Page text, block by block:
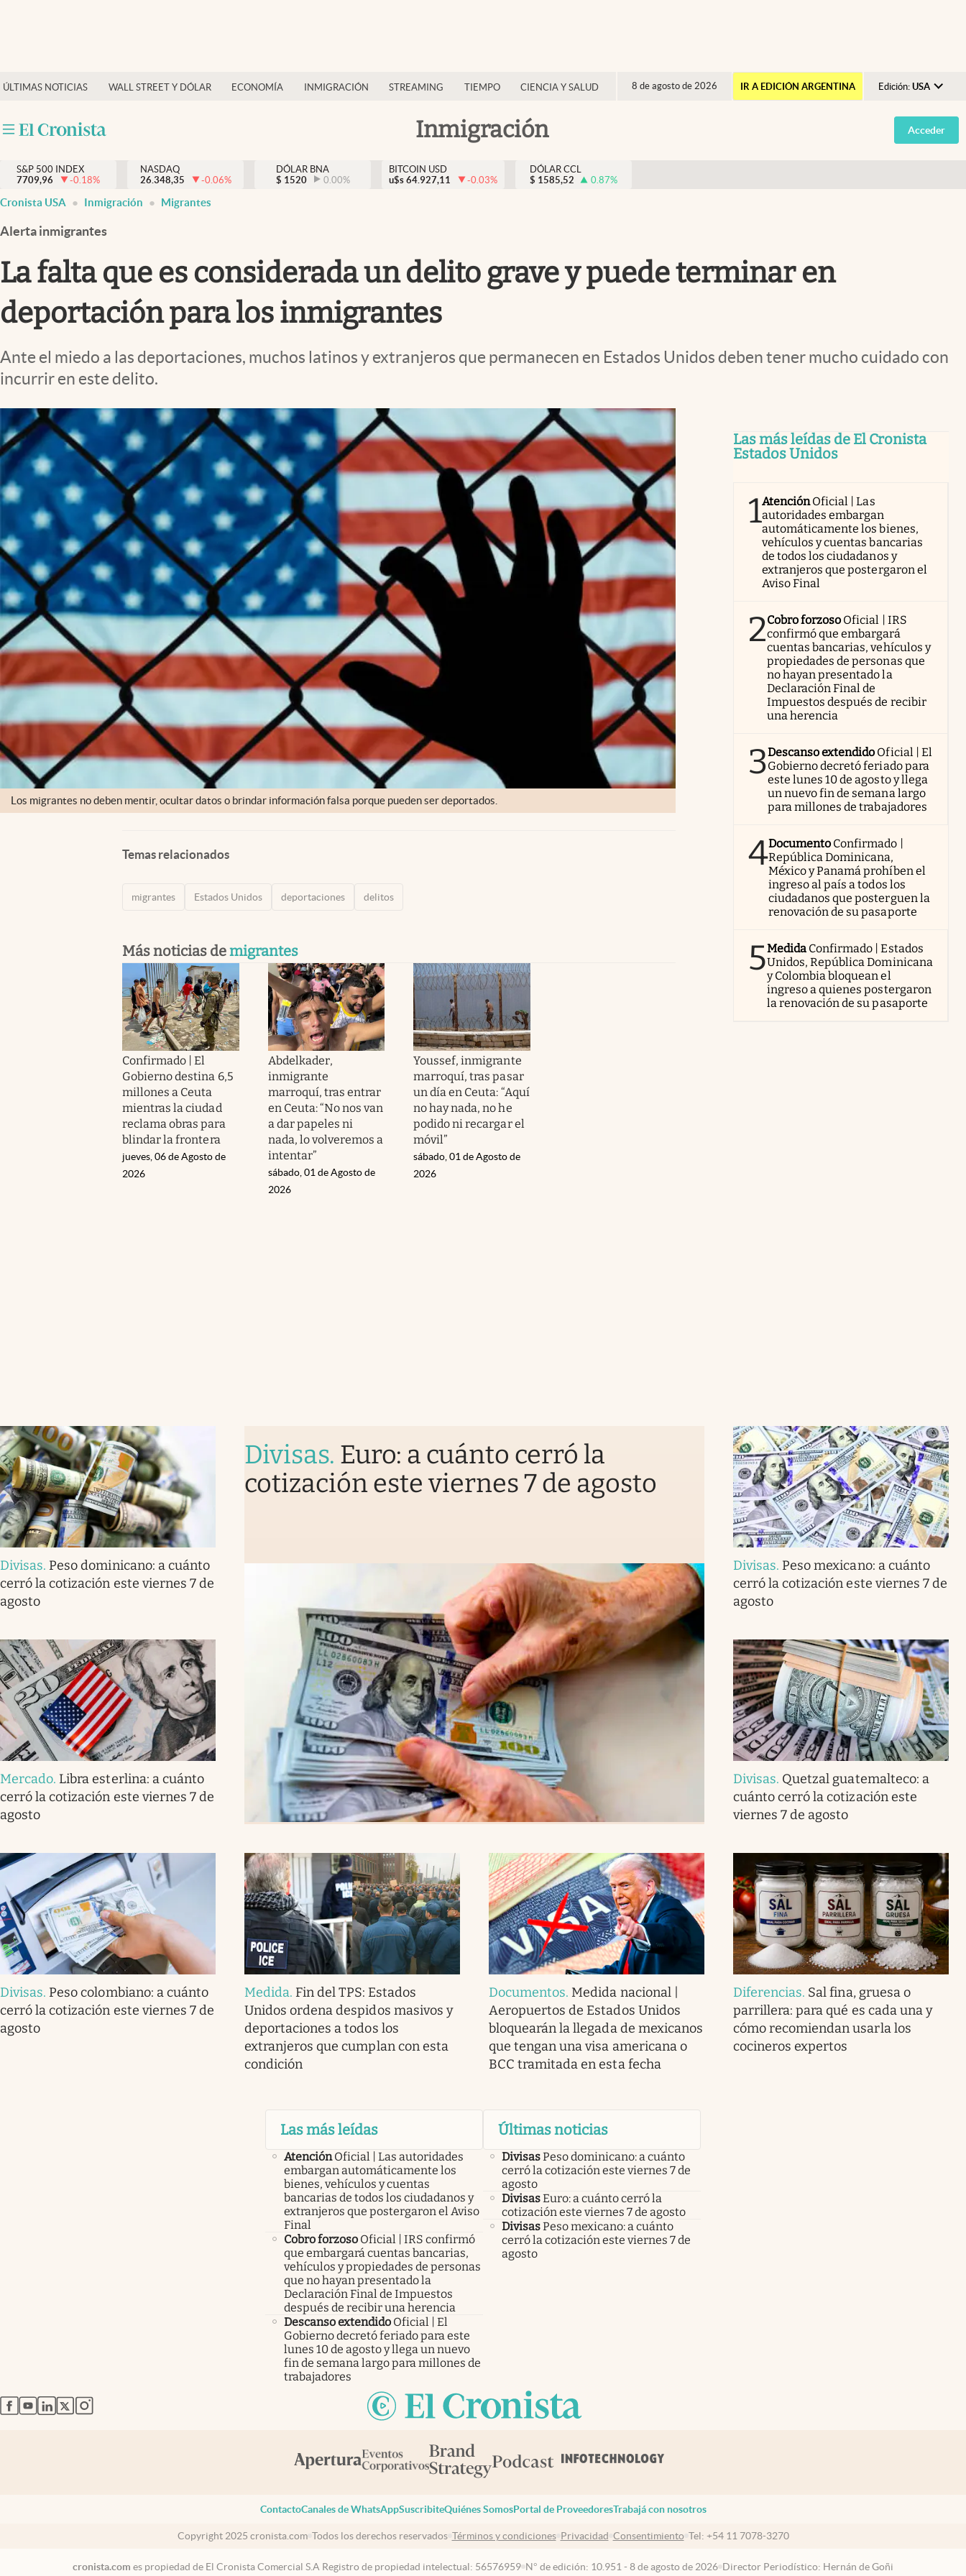
ÚLTIMAS NOTICIAS WALL STREET Y DÓLAR ECONOMÍA INMIGRACIÓN STREAMING TIEMPO CIENCIA Y SALUD 8 de agosto de 2026 IR A EDICIÓN ARGENTINA Edición: USA
Argentina
España
Inmigración
Finanzas y economía
Inmigración
Trending
Streaming
PC y mobile
Lifestyle
Acceder
S&P 500 INDEX
7709,96
-0.18%
NASDAQ
26.348,35
-0.06%
DÓLAR BNA
$ 1520 0.00%
BITCOIN USD
u$s 64.927,11 -0.03%
DÓLAR CCL
$ 1585,52 0.87%
Cronista USA Inmigración Migrantes
Alerta inmigrantes
La falta que es considerada un delito grave y puede terminar en
deportación para los inmigrantes
Ante el miedo a las deportaciones, muchos latinos y extranjeros que permanecen en Estados Unidos deben tener mucho cuidado con
incurrir en este delito.
Los migrantes no deben mentir, ocultar datos o brindar información falsa porque pueden ser deportados.
Temas relacionados
migrantes Estados Unidos deportaciones delitos
Más noticias demigrantes
Confirmado | El
Gobierno destina 6,5
millones a Ceuta
mientras la ciudad
reclama obras para
blindar la frontera
jueves, 06 de Agosto de
2026
Abdelkader,
inmigrante
marroquí, tras entrar
en Ceuta: “No nos van
a dar papeles ni
nada, lo volveremos a
intentar”
sábado, 01 de Agosto de
2026
Youssef, inmigrante
marroquí, tras pasar
un día en Ceuta: “Aquí
no hay nada, no he
podido ni recargar el
móvil”
sábado, 01 de Agosto de
2026
Las más leídas de El Cronista
Estados Unidos
1AtenciónOficial | Las
autoridades embargan
automáticamente los bienes,
vehículos y cuentas bancarias
de todos los ciudadanos y
extranjeros que postergaron el
Aviso Final
2Cobro forzoso Oficial | IRS
confirmó que embargará
cuentas bancarias, vehículos y
propiedades de personas que
no hayan presentado la
Declaración Final de
Impuestos después de recibir
una herencia
3Descanso extendido Oficial | El
Gobierno decretó feriado para
este lunes 10 de agosto y llega
un nuevo fin de semana largo
para millones de trabajadores
4Documento Confirmado |
República Dominicana,
México y Panamá prohíben el
ingreso al país a todos los
ciudadanos que posterguen la
renovación de su pasaporte
5Medida Confirmado | Estados
Unidos, República Dominicana
y Colombia bloquean el
ingreso a quienes postergaron
la renovación de su pasaporte
Divisas. Peso dominicano: a cuánto
cerró la cotización este viernes 7 de
agosto
Divisas. Euro: a cuánto cerró la
cotización este viernes 7 de agosto
Divisas. Peso mexicano: a cuánto
cerró la cotización este viernes 7 de
agosto
Mercado. Libra esterlina: a cuánto
cerró la cotización este viernes 7 de
agosto
Divisas. Quetzal guatemalteco: a
cuánto cerró la cotización este
viernes 7 de agosto
Divisas. Peso colombiano: a cuánto
cerró la cotización este viernes 7 de
agosto
Medida. Fin del TPS: Estados
Unidos ordena despidos masivos y
deportaciones a todos los
extranjeros que cumplan con esta
condición
Documentos. Medida nacional |
Aeropuertos de Estados Unidos
bloquearán la llegada de mexicanos
que tengan una visa americana o
BCC tramitada en esta fecha
Diferencias. Sal fina, gruesa o
parrillera: para qué es cada una y
cómo recomiendan usarla los
cocineros expertos
Las más leídas
Atención Oficial | Las autoridades
embargan automáticamente los
bienes, vehículos y cuentas
bancarias de todos los ciudadanos y
extranjeros que postergaron el Aviso
Final
Cobro forzoso Oficial | IRS confirmó
que embargará cuentas bancarias,
vehículos y propiedades de personas
que no hayan presentado la
Declaración Final de Impuestos
después de recibir una herencia
Descanso extendido Oficial | El
Gobierno decretó feriado para este
lunes 10 de agosto y llega un nuevo
fin de semana largo para millones de
trabajadores
Últimas noticias
DivisasPeso dominicano: a cuánto
cerró la cotización este viernes 7 de
agosto
DivisasEuro: a cuánto cerró la
cotización este viernes 7 de agosto
DivisasPeso mexicano: a cuánto
cerró la cotización este viernes 7 de
agosto
abre en nueva pestaña
abre en nueva pestaña
abre en nueva pestaña
abre en nueva pestaña
abre en nueva pestaña
ContactoCanales de WhatsAppSuscribiteQuiénes SomosPortal de ProveedoresTrabajá con nosotros
Copyright 2025 cronista.com Todos los derechos reservados Términos y condiciones Privacidad Consentimiento Tel: +54 11 7078-3270
cronista.com es propiedad de El Cronista Comercial S.A Registro de propiedad intelectual: 56576959 N° de edición: 10.951 - 8 de agosto de 2026 Director Periodístico: Hernán de Goñi